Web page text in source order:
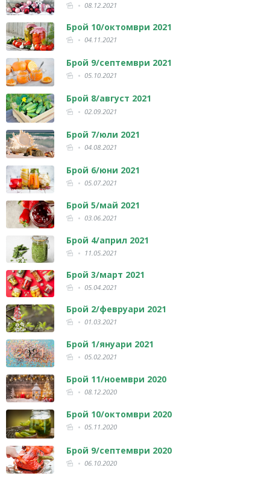
08.12.2021
Брой 10/октомври 2021
04.11.2021
Брой 9/септември 2021
05.10.2021
Брой 8/август 2021
02.09.2021
Брой 7/юли 2021
04.08.2021
Брой 6/юни 2021
05.07.2021
Брой 5/май 2021
03.06.2021
Брой 4/април 2021
11.05.2021
Брой 3/март 2021
05.04.2021
Брой 2/февруари 2021
01.03.2021
Брой 1/януари 2021
05.02.2021
Брой 11/ноември 2020
08.12.2020
Брой 10/октомври 2020
05.11.2020
Брой 9/септември 2020
06.10.2020